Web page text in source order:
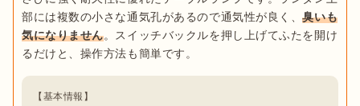
部には複数の小さな通気孔があるので通気性が良く、臭いも
気になりません。スイッチバックルを押し上げてふたを開け